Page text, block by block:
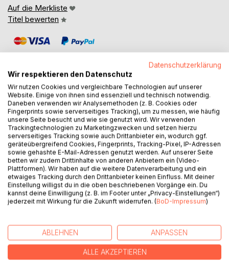
Auf die Merkliste
Titel bewerten
BESCHREIBUNG
Kurze Geschichten aus der langen Weltgeschichte
AUTOR/IN
PRESSESTIMMEN
Datenschutzerklärung
Wir respektieren den Datenschutz
Wir nutzen Cookies und vergleichbare Technologien auf unserer
Website. Einige von ihnen sind essenziell und technisch notwendig.
Daneben verwenden wir Analysemethoden (z. B. Cookies oder
Fingerprints sowie serverseitiges Tracking), um zu messen, wie häufig
unsere Seite besucht und wie sie genutzt wird. Wir verwenden
Trackingtechnologien zu Marketingzwecken und setzen hierzu
serverseitiges Tracking sowie auch Drittanbieter ein, wodurch ggf.
geräteübergreifend Cookies, Fingerprints, Tracking-Pixel, IP-Adressen
sowie gehashte E-Mail-Adressen genutzt werden. Auf unserer Seite
betten wir zudem Drittinhalte von anderen Anbietern ein (Video-
Plattformen). Wir haben auf die weitere Datenverarbeitung und ein
etwaiges Tracking durch den Drittanbieter keinen Einfluss. Mit deiner
Einstellung willigst du in die oben beschriebenen Vorgänge ein. Du
kannst deine Einwilligung (z. B. im Footer unter „Privacy-Einstellungen“)
jederzeit mit Wirkung für die Zukunft widerrufen. (BoD-Impressum)
ABLEHNEN ANPASSEN
ALLE AKZEPTIEREN